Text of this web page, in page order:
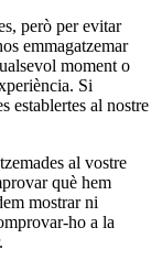
però per evitar
emmagatzemar
moment o
Si
establertes al nostre
al vostre
què hem
mostrar ni
ho a la